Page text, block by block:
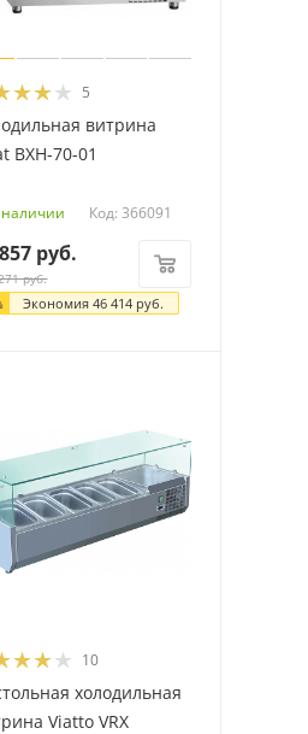
5
витрина
ВХН-70-01
Код: 366091
руб.
руб.
Экономия46 414 руб.
10
холодильная
Viatto VRX